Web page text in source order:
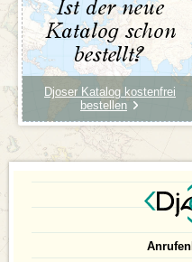
Ist der neue
Katalog schon
bestellt?
Djoser Katalog kostenfrei
bestellen
Anrufen